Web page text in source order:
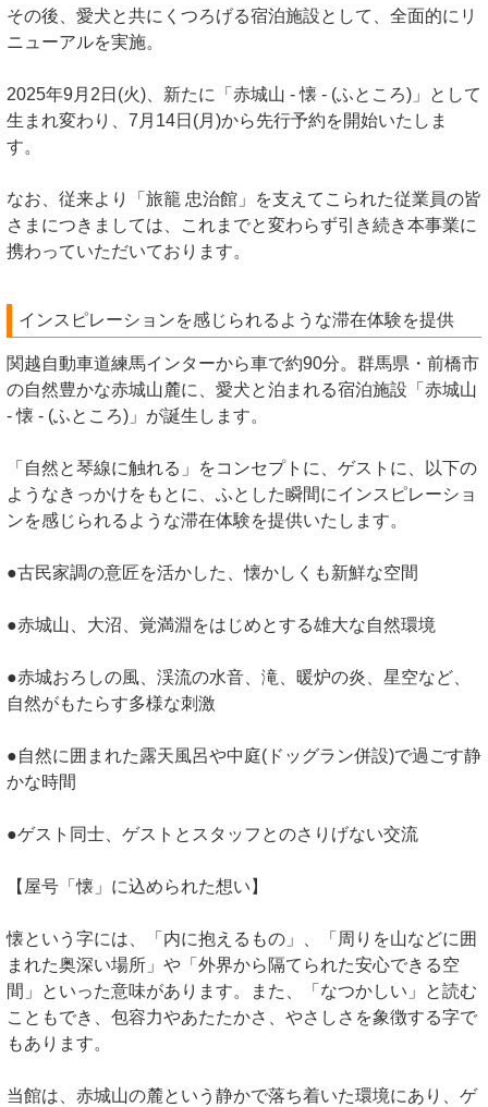
その後、愛犬と共にくつろげる宿泊施設として、全面的にリ
ニューアルを実施。
2025年9月2日(火)、新たに「赤城山 - 懐 - (ふところ)」として
生まれ変わり、7月14日(月)から先行予約を開始いたしま
す。
なお、従来より「旅籠 忠治館」を支えてこられた従業員の皆
さまにつきましては、これまでと変わらず引き続き本事業に
携わっていただいております。
インスピレーションを感じられるような滞在体験を提供
関越自動車道練馬インターから車で約90分。群馬県・前橋市
の自然豊かな赤城山麓に、愛犬と泊まれる宿泊施設「赤城山
- 懐 - (ふところ)」が誕生します。
「自然と琴線に触れる」をコンセプトに、ゲストに、以下の
ようなきっかけをもとに、ふとした瞬間にインスピレーショ
ンを感じられるような滞在体験を提供いたします。
●古民家調の意匠を活かした、懐かしくも新鮮な空間
●赤城山、大沼、覚満淵をはじめとする雄大な自然環境
●赤城おろしの風、渓流の水音、滝、暖炉の炎、星空など、
自然がもたらす多様な刺激
●自然に囲まれた露天風呂や中庭(ドッグラン併設)で過ごす静
かな時間
●ゲスト同士、ゲストとスタッフとのさりげない交流
【屋号「懐」に込められた想い】
懐という字には、「内に抱えるもの」、「周りを山などに囲
まれた奥深い場所」や「外界から隔てられた安心できる空
間」といった意味があります。また、「なつかしい」と読む
こともでき、包容力やあたたかさ、やさしさを象徴する字で
もあります。
当館は、赤城山の麓という静かで落ち着いた環境にあり、ゲ